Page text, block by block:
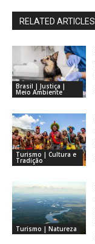
RELATED ARTICLES
Brasil | Justiça |
Meio Ambiente
Turismo | Cultura e
Tradição
Turismo | Natureza